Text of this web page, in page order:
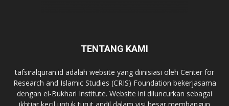
TENTANG KAMI
tafsiralquran.id adalah website yang diinisiasi oleh Center for
Research and Islamic Studies (CRIS) Foundation bekerjasama
dengan el-Bukhari Institute. Website ini diluncurkan sebagai